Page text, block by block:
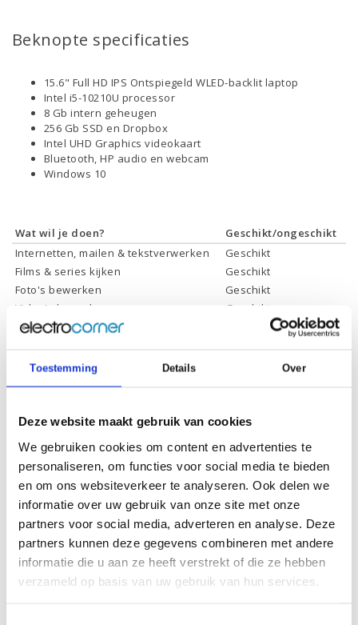
Toestemming Details Over
Deze website maakt gebruik van cookies
We gebruiken cookies om content en advertenties te
personaliseren, om functies voor social media te bieden
en om ons websiteverkeer te analyseren. Ook delen we
informatie over uw gebruik van onze site met onze
partners voor social media, adverteren en analyse. Deze
partners kunnen deze gegevens combineren met andere
informatie die u aan ze heeft verstrekt of die ze hebben
verzameld op basis van uw gebruik van hun services.
Beknopte specificaties
15.6" Full HD IPS Ontspiegeld WLED-backlit laptop
Intel i5-10210U processor
8 Gb intern geheugen
256 Gb SSD en Dropbox
Intel UHD Graphics videokaart
Bluetooth, HP audio en webcam
Windows 10
Wat wil je doen?
Geschikt/ongeschikt
Internetten, mailen & tekstverwerken
Geschikt
Films & series kijken
Geschikt
Foto's bewerken
Geschikt
Video's bewerken
Geschikt
Gamen
Geschikt *
controleer dit eerst en bepaal daarop uw keuze.
Specificaties
Schermdiagonaal:
15.6 inch (39,6 cm)
Scherm resolutie:
1920 x 1080 (Full HD)
Touchscreen:
-
Scherm reflectie:
Ontspiegeld
Scherm omklapbaar:
-